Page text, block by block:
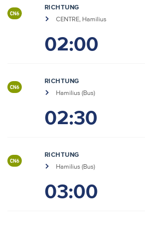
CN6
RICHTUNG
CENTRE, Hamilius
02:00
CN6
RICHTUNG
Hamilius (Bus)
02:30
CN6
RICHTUNG
Hamilius (Bus)
03:00